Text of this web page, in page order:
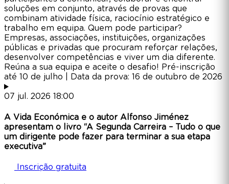
soluções em conjunto, através de provas que
combinam atividade física, raciocínio estratégico e
trabalho em equipa. Quem pode participar?
Empresas, associações, instituições, organizações
públicas e privadas que procuram reforçar relações,
desenvolver competências e viver um dia diferente.
Reúna a sua equipa e aceite o desafio! Pré-inscrição
até 10 de julho | Data da prova: 16 de outubro de 2026
07 jul. 2026 18:00
A Vida Económica e o autor Alfonso Jiménez
apresentam o livro “A Segunda Carreira – Tudo o que
um dirigente pode fazer para terminar a sua etapa
executiva”
Inscrição gratuita